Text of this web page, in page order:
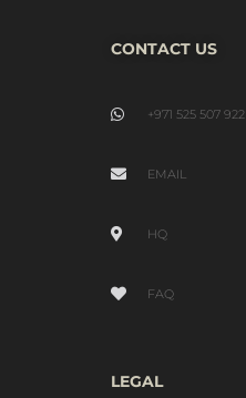
CONTACT US
+971 525 507 922
EMAIL
HQ
FAQ
LEGAL